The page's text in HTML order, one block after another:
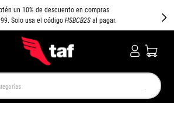
un 10% de descuento en compras
Solo usa el código HSBCB2Sal pagar.